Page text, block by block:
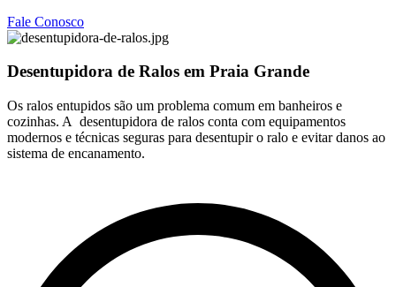
Fale Conosco
Desentupidora de Ralos em Praia Grande
Os ralos entupidos são um problema comum em banheiros e
cozinhas. A desentupidora de ralos conta com equipamentos
modernos e técnicas seguras para desentupir o ralo e evitar danos ao
sistema de encanamento.